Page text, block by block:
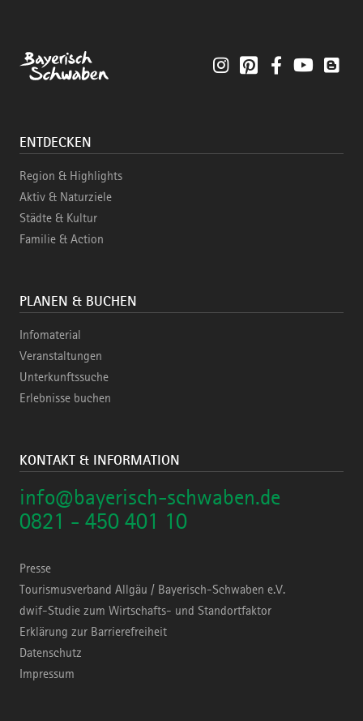
InstagramPinterestFacebookYouTube
ENTDECKEN
Region & Highlights
Aktiv & Naturziele
Städte & Kultur
Familie & Action
PLANEN & BUCHEN
Infomaterial
Veranstaltungen
Unterkunftssuche
Erlebnisse buchen
KONTAKT & INFORMATION
info@bayerisch-schwaben.de
0821 - 450 401 10
Presse
Tourismusverband Allgäu / Bayerisch-Schwaben e.V.
dwif-Studie zum Wirtschafts- und Standortfaktor
Erklärung zur Barrierefreiheit
Datenschutz
Impressum